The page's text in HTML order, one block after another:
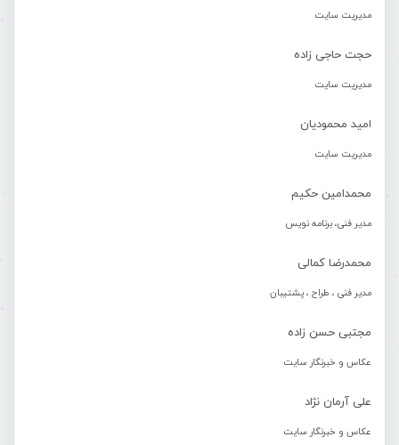
مدیریت سایت
حجت حاجی زاده
مدیریت سایت
امید محمودیان
مدیریت سایت
محمدامین حکیم
مدیر فنی، برنامه نویس
محمدرضا کمالی
مدیر فنی ، طراح ، پشتیبان
مجتبی حسن زاده
عکاس و خبرنگار سایت
علی آرمان نژاد
عکاس و خبرنگار سایت